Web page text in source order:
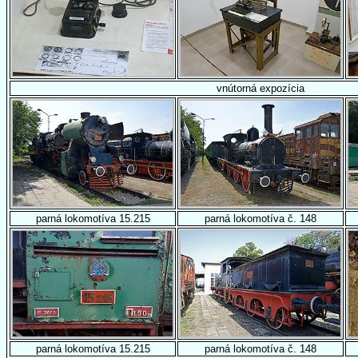
vnútorná expozícia
parná lokomotíva 15.215 parná lokomotíva č. 148
parná lokomotíva 15.215 parná lokomotíva č. 148